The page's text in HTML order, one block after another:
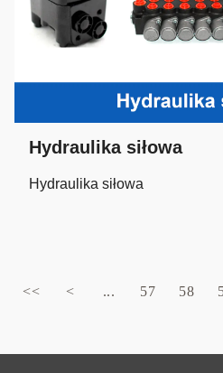
Hydraulika siłowa
Hydraulika siłowa
<< < ... 57 58